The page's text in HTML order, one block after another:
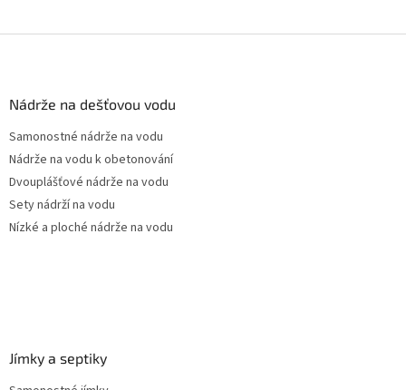
Nádrže na dešťovou vodu
Samonostné nádrže na vodu
Nádrže na vodu k obetonování
Dvouplášťové nádrže na vodu
Sety nádrží na vodu
Nízké a ploché nádrže na vodu
Jímky a septiky